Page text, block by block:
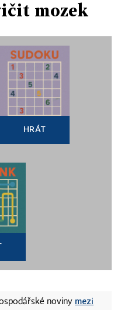
mozek
HRÁT
noviny mezi